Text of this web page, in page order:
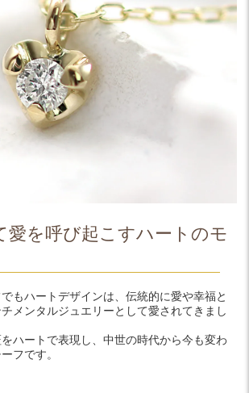
愛を呼び起こすハートのモ
もハートデザインは、伝統的に愛や幸福と
メンタルジュエリーとして愛されてきまし
ハートで表現し、中世の時代から今も変わ
フです。